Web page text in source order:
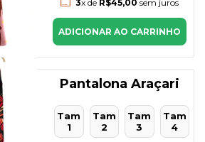
3x de R$45,00 sem juros
ADICIONAR AO CARRINHO
Pantalona Araçari
Tam
1
Tam
2
Tam
3
Tam
4